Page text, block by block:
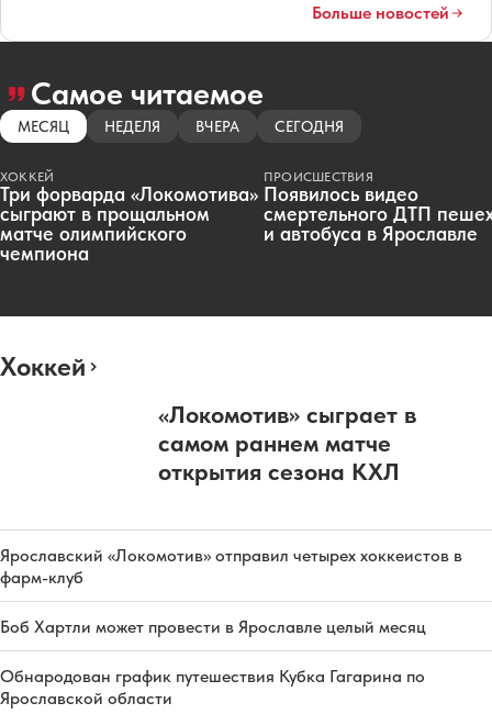
Больше новостей
Самое читаемое
МЕСЯЦ НЕДЕЛЯ ВЧЕРА СЕГОДНЯ
ХОККЕЙ
Три форварда «Локомотива»
сыграют в прощальном
матче олимпийского
чемпиона
ПРОИСШЕСТВИЯ
Появилось видео
смертельного ДТП
и автобуса в Ярославле
Хоккей
«Локомотив» сыграет в
самом раннем матче
открытия сезона КХЛ
Ярославский «Локомотив» отправил четырех хоккеистов в
фарм-клуб
Боб Хартли может провести в Ярославле целый месяц
Обнародован график путешествия Кубка Гагарина по
Ярославской области